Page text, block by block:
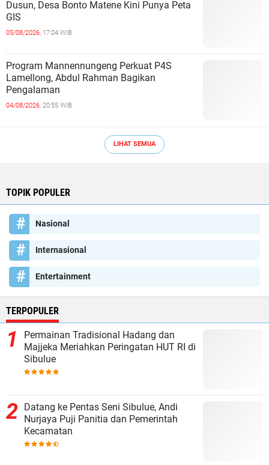
Dusun, Desa Bonto Matene Kini Punya Peta
GIS
05/08/2026, 17:04 WIB
Program Mannennungeng Perkuat P4S
Lamellong, Abdul Rahman Bagikan
Pengalaman
04/08/2026, 20:55 WIB
LIHAT SEMUA
TOPIK POPULER
Nasional
Internasional
Entertainment
TERPOPULER
Permainan Tradisional Hadang dan
Majjeka Meriahkan Peringatan HUT RI di
Sibulue
Datang ke Pentas Seni Sibulue, Andi
Nurjaya Puji Panitia dan Pemerintah
Kecamatan